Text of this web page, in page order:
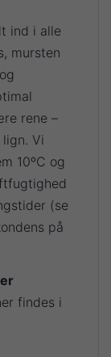
ind i alle
mursten
rene –
Vi
10ºC og
(se
på
findes i